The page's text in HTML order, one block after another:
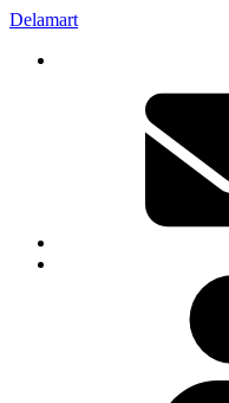
Delamart